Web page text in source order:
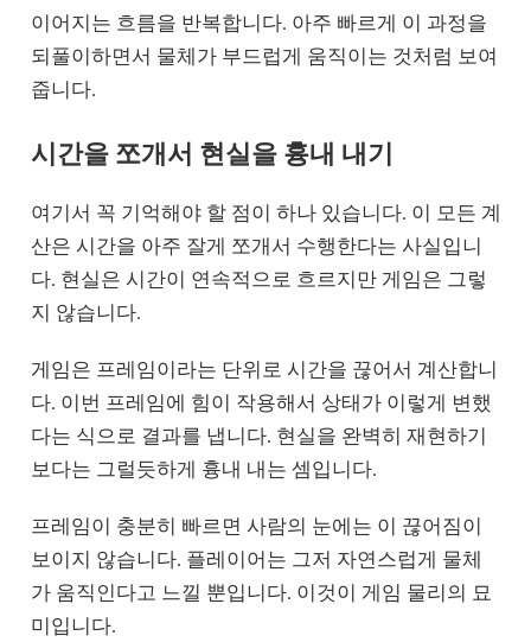
이어지는 흐름을 반복합니다. 아주 빠르게 이 과정을
되풀이하면서 물체가 부드럽게 움직이는 것처럼 보여
줍니다.
시간을 쪼개서 현실을 흉내 내기
여기서 꼭 기억해야 할 점이 하나 있습니다. 이 모든 계
산은 시간을 아주 잘게 쪼개서 수행한다는 사실입니
다. 현실은 시간이 연속적으로 흐르지만 게임은 그렇
지 않습니다.
게임은 프레임이라는 단위로 시간을 끊어서 계산합니
다. 이번 프레임에 힘이 작용해서 상태가 이렇게 변했
다는 식으로 결과를 냅니다. 현실을 완벽히 재현하기
보다는 그럴듯하게 흉내 내는 셈입니다.
프레임이 충분히 빠르면 사람의 눈에는 이 끊어짐이
보이지 않습니다. 플레이어는 그저 자연스럽게 물체
가 움직인다고 느낄 뿐입니다. 이것이 게임 물리의 묘
미입니다.